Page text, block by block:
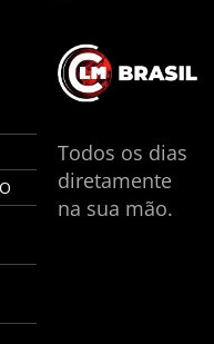
Todos os dias
diretamente
na sua mão.